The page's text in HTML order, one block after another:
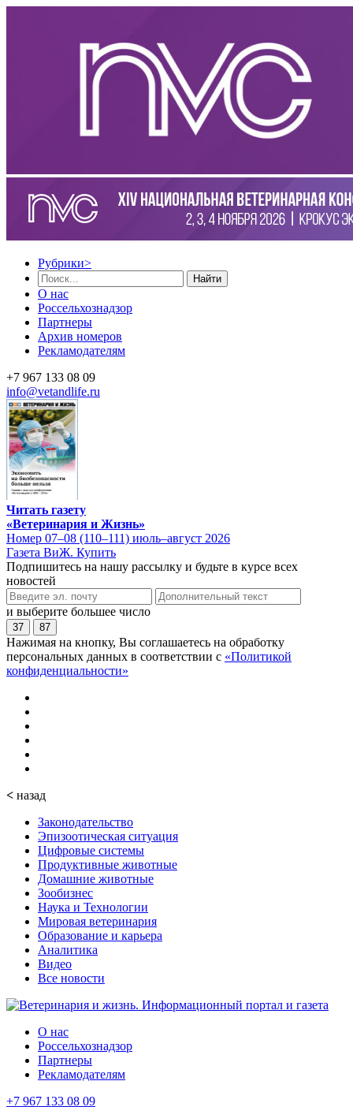
Рубрики>
Найти
О нас
Россельхознадзор
Партнеры
Архив номеров
Рекламодателям
+7 967 133 08 09
info@vetandlife.ru
Читать газету
«Ветеринария и Жизнь»
Номер 07–08 (110–111) июль–август 2026
Газета ВиЖ. Купить
Подпишитесь на нашу рассылку и будьте в курсе всех
новостей
и выберите большее число
37 87
Нажимая на кнопку, Вы соглашаетесь на обработку
персональных данных в соответствии с «Политикой
конфиденциальности»
< назад
Законодательство
Эпизоотическая ситуация
Цифровые системы
Продуктивные животные
Домашние животные
Зообизнес
Наука и Технологии
Мировая ветеринария
Образование и карьера
Аналитика
Видео
Все новости
О нас
Россельхознадзор
Партнеры
Рекламодателям
+7 967 133 08 09